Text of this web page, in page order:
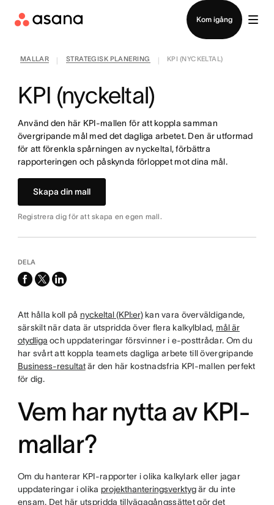
Kom igång
MALLAR STRATEGISK PLANERING KPI (NYCKELTAL)
KPI (nyckeltal)
Använd den här KPI-mallen för att koppla samman
övergripande mål med det dagliga arbetet. Den är utformad
för att förenkla spårningen av nyckeltal, förbättra
rapporteringen och påskynda förloppet mot dina mål.
Skapa din mall
Registrera dig för att skapa en egen mall.
DELA
facebook
x-
linkedin
Att hålla koll på nyckeltal (KPI:er)kan vara överväldigande,
särskilt när data är utspridda över flera kalkylblad, mål är
otydliga och uppdateringar försvinner i e-posttrådar. Om du
har svårt att koppla teamets dagliga arbete till övergripande
Business-resultatär den här kostnadsfria KPI-mallen perfekt
för dig.
Vem har nytta av KPI-
mallar?
Om du hanterar KPI-rapporter i olika kalkylark eller jagar
uppdateringar i olika projekthanteringsverktygär du inte
ensam. Det här utspridda tillvägagångssättet gör det